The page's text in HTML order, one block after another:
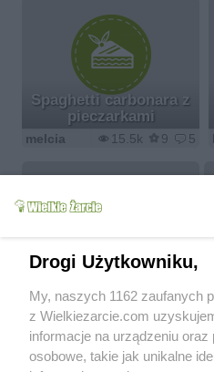
Spaghetti carbonara z
pieczarkami
15.5k 9 5
melcia
6.6k 35 1
Satina
Drogi Użytkowniku,
My, naszych 1162 zaufanych
z Wielkiezarcie.com
informacje na urządzeniu
osobowe, takie jak unikalne